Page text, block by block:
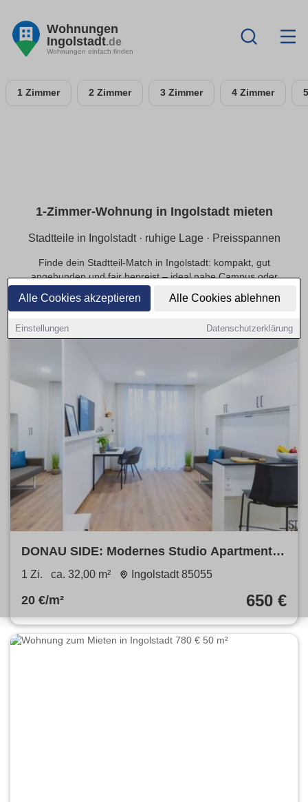
Alle Cookies akzeptieren Alle Cookies ablehnen
Einstellungen Datenschutzerklärung
Wohnungen
Ingolstadt.de
Wohnungen einfach finden
1 Zimmer 2 Zimmer 3 Zimmer 4 Zimmer
1-Zimmer-Wohnung in Ingolstadt mieten
Stadtteile in Ingolstadt · ruhige Lage · Preisspannen
Finde dein Stadtteil-Match in Ingolstadt: kompakt, gut
angebunden und fair bepreist – ideal nahe Campus oder
Innenstadt.
DONAU SIDE: Modernes Studio Apartment
mit Fitnessstudio & Co-Working
1 Zi. ca. 32,00 m² Ingolstadt 85055
20 €/m² 650 €